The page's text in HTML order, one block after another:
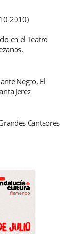
2010)
en el Teatro
Negro, El
Jerez
Cantaores